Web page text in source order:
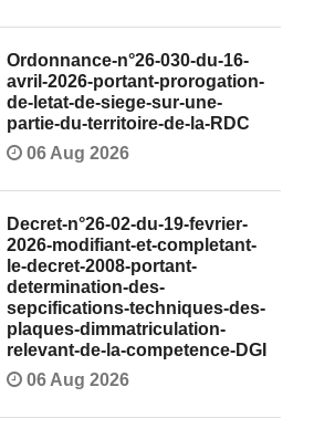
Ordonnance-n°26-030-du-16-
avril-2026-portant-prorogation-
de-letat-de-siege-sur-une-
partie-du-territoire-de-la-RDC
06 Aug 2026
Decret-n°26-02-du-19-fevrier-
2026-modifiant-et-completant-
le-decret-2008-portant-
determination-des-
sepcifications-techniques-des-
plaques-dimmatriculation-
relevant-de-la-competence-DGI
06 Aug 2026